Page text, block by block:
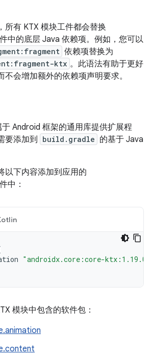
所有 KTX 模块工件都会替换
中的底层 Java 依赖项。例如，您可以
依赖项替换为
ktx 。此语法有助于更好
会增加额外的依赖项声明要求。
Android 框架的通用库提供扩展程
要添加到
build.gradle 的基于 Java
以下内容添加到应用的
中：
"androidx.core:core-ktx:1.19.0"
模块中包含的软件包：